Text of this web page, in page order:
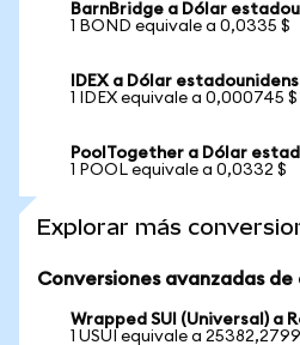
BarnBridge a Dólar
1 BOND equivale a 0,0335 $
IDEX a Dólar
1 IDEX equivale a 0,000745 $
PoolTogether a Dólar
1 POOL equivale a 0,0332 $
Explorar más
Conversiones avanzadas
Wrapped SUI (Universal) a
1 USUI equivale a 25382,2799